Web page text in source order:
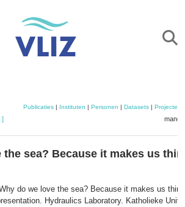
Publicaties | Instituten | Personen | Datasets | Projecten
]
the sea? Because it makes us
do we love the sea? Because it makes us
Hydraulics Laboratory. Katholieke